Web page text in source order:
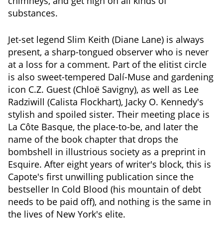
substances.
Jet-set legend Slim Keith (Diane Lane) is always
present, a sharp-tongued observer who is never
at a loss for a comment. Part of the elitist circle
is also sweet-tempered Dalí-Muse and gardening
icon C.Z. Guest (Chloë Savigny), as well as Lee
Radziwill (Calista Flockhart), Jacky O. Kennedy's
stylish and spoiled sister. Their meeting place is
La Côte Basque, the place-to-be, and later the
name of the book chapter that drops the
bombshell in illustrious society as a preprint in
Esquire. After eight years of writer's block, this is
Capote's first unwilling publication since the
bestseller In Cold Blood (his mountain of debt
needs to be paid off), and nothing is the same in
the lives of New York's elite.